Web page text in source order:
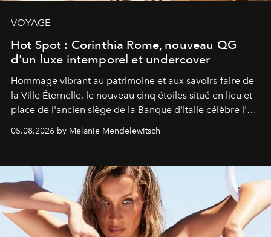
VOYAGE
Hot Spot : Corinthia Rome, nouveau QG
d'un luxe intemporel et undercover
Hommage vibrant au patrimoine et aux savoirs-faire de
la Ville Éternelle, le nouveau cinq étoiles situé en lieu et
place de l'ancien siège de la Banque d'Italie célèbre l'art
de vivre Romain dans toute son élégance intemporelle.
05.08.2026 by Melanie Mendelewitsch